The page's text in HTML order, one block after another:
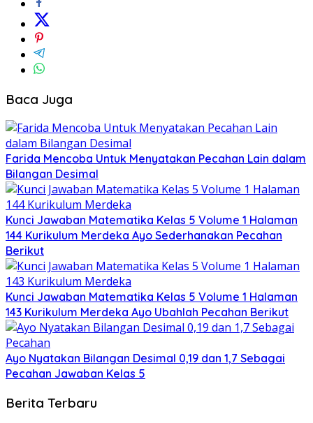
Baca Juga
Farida Mencoba Untuk Menyatakan Pecahan Lain dalam
Bilangan Desimal
Kunci Jawaban Matematika Kelas 5 Volume 1 Halaman
144 Kurikulum Merdeka Ayo Sederhanakan Pecahan
Berikut
Kunci Jawaban Matematika Kelas 5 Volume 1 Halaman
143 Kurikulum Merdeka Ayo Ubahlah Pecahan Berikut
Ayo Nyatakan Bilangan Desimal 0,19 dan 1,7 Sebagai
Pecahan Jawaban Kelas 5
Berita Terbaru